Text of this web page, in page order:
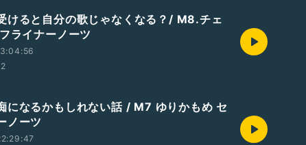
けると自分の歌じゃなくなる？/ M8.チェ
ライナーノーツ
になるかもしれない話 / M7 ゆりかもめ セ
ノーツ